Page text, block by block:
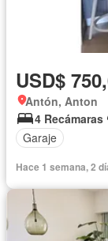
USD$
Antón, Anton
4 Recámaras
Garaje
Hace 1 semana, 2